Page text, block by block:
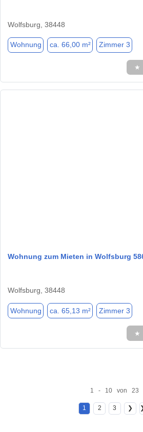
Wolfsburg, 38448
Wohnung ca. 66,00 m² Zimmer 3
★
Wohnung zum Mieten in Wolfsburg
Wolfsburg, 38448
Wohnung ca. 65,13 m² Zimmer 3
★
1 - 10 von 23
1 2 3 ❯